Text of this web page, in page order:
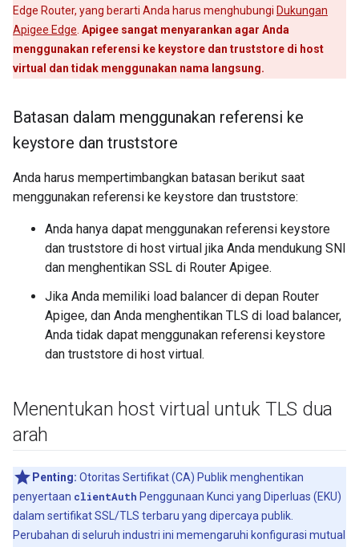
Edge Router, yang berarti Anda harus menghubungi Dukungan
Apigee Edge Apigee sangat menyarankan agar Anda
menggunakan referensi ke keystore dan truststore di host
virtual dan tidak menggunakan nama langsung.
Batasan dalam menggunakan referensi ke
keystore dan truststore
Anda harus mempertimbangkan batasan berikut saat
menggunakan referensi ke keystore dan truststore:
Anda hanya dapat menggunakan referensi keystore
dan truststore di host virtual jika Anda mendukung SNI
dan menghentikan SSL di Router Apigee.
Jika Anda memiliki load balancer di depan Router
Apigee, dan Anda menghentikan TLS di load balancer,
Anda tidak dapat menggunakan referensi keystore
dan truststore di host virtual.
Menentukan host virtual untuk TLS dua
arah
Penting: Otoritas Sertifikat (CA) Publik menghentikan
penyertaan clientAuth Penggunaan Kunci yang Diperluas (EKU)
dalam sertifikat SSL/TLS terbaru yang dipercaya publik.
Perubahan di seluruh industri ini memengaruhi konfigurasi mutual